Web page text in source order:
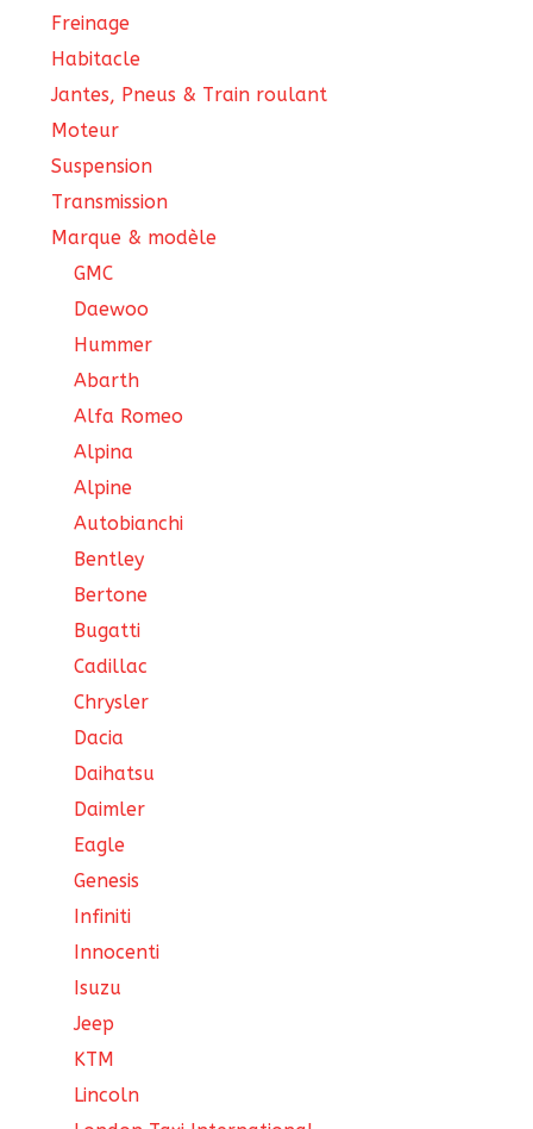
Freinage
Habitacle
Jantes, Pneus & Train roulant
Moteur
Suspension
Transmission
Marque & modèle
GMC
Daewoo
Hummer
Abarth
Alfa Romeo
Alpina
Alpine
Autobianchi
Bentley
Bertone
Bugatti
Cadillac
Chrysler
Dacia
Daihatsu
Daimler
Eagle
Genesis
Infiniti
Innocenti
Isuzu
Jeep
KTM
Lincoln